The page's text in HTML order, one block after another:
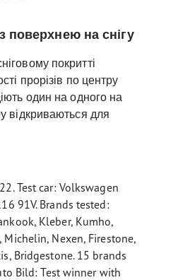
поверхнею на снігу
покритті
прорізів по центру
один на одного на
відкриваються для
Test car: Volkswagen
91V. Brands tested:
Kleber, Kumho,
Nexen, Firestone,
Bridgestone. 15 brands
Bild: Test winner with